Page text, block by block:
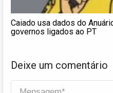
Caiado usa dados do
governos ligados ao PT
Deixe um comentário